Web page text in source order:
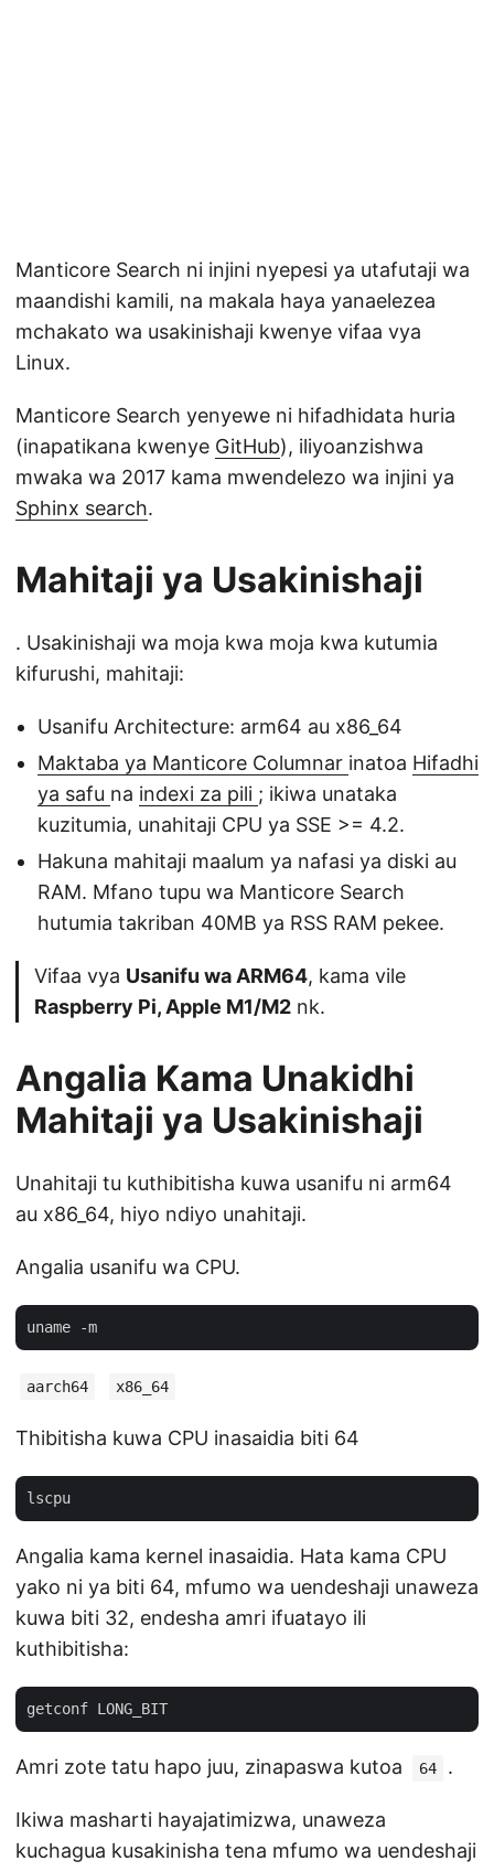
Manticore Search ni injini nyepesi ya utafutaji wa
maandishi kamili, na makala haya yanaelezea
mchakato wa usakinishaji kwenye vifaa vya
Linux.
Manticore Search yenyewe ni hifadhidata huria
(inapatikana kwenye GitHub), iliyoanzishwa
mwaka wa 2017 kama mwendelezo wa injini ya
Sphinx search.
Mahitaji ya Usakinishaji
. Usakinishaji wa moja kwa moja kwa kutumia
kifurushi, mahitaji:
Usanifu Architecture: arm64 au x86_64
Maktaba ya Manticore Columnar inatoa Hifadhi
ya safu na indexi za pili ; ikiwa unataka
kuzitumia, unahitaji CPU ya SSE >= 4.2.
Hakuna mahitaji maalum ya nafasi ya diski au
RAM. Mfano tupu wa Manticore Search
hutumia takriban 40MB ya RSS RAM pekee.
Vifaa vya Usanifu wa ARM64, kama vile
Raspberry Pi, Apple M1/M2 nk.
Angalia Kama Unakidhi
Mahitaji ya Usakinishaji
Unahitaji tu kuthibitisha kuwa usanifu ni arm64
au x86_64, hiyo ndiyo unahitaji.
Angalia usanifu wa CPU.
aarch64 x86_64
Thibitisha kuwa CPU inasaidia biti 64
Angalia kama kernel inasaidia. Hata kama CPU
yako ni ya biti 64, mfumo wa uendeshaji unaweza
kuwa biti 32, endesha amri ifuatayo ili
kuthibitisha:
Amri zote tatu hapo juu, zinapaswa kutoa 64 .
Ikiwa masharti hayajatimizwa, unaweza
kuchagua kusakinisha tena mfumo wa uendeshaji